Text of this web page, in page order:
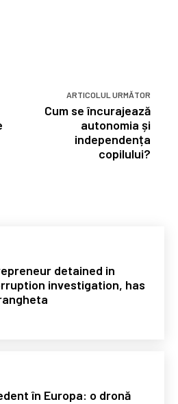
detained in
investigation, has
în Europa: o dronă
ARTICOLUL URMĂTOR
Cum se încurajează
autonomia și
independența
copilului?